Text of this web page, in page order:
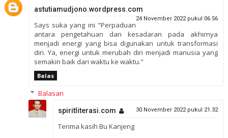
astutiamudjono.wordpress.com
24 November 2022 pukul 06.56
Says suka yang ini "Perpaduan
antara pengetahuan dan kesadaran pada akhirnya
menjadi energi yang bisa digunakan untuk transformasi
diri. Ya, energi untuk merubah diri menjadi manusia yang
semakin baik dari waktu ke waktu."
Balas
Balasan
spiritliterasi.com 30 November 2022 pukul 21.32
Terima kasih Bu Kanjeng